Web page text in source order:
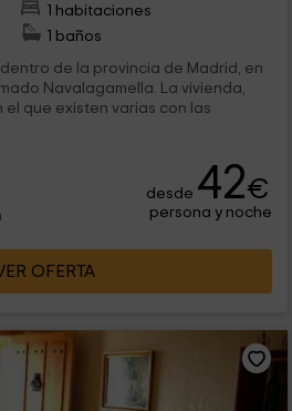
1 habitaciones
1 baños
de la provincia de Madrid, en
Navalagamella. La vivienda,
que existen varias con las
desde 42€
persona y noche
OFERTA